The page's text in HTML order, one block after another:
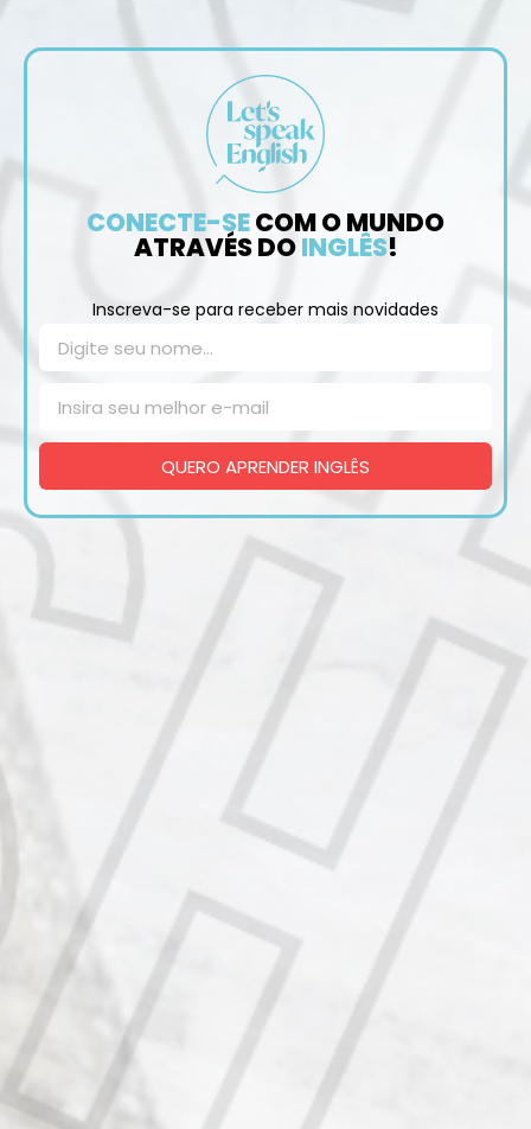
CONECTE-SECOM O MUNDO
ATRAVÉS DOINGLÊS!
Inscreva-se para receber mais novidades
QUERO APRENDER INGLÊS